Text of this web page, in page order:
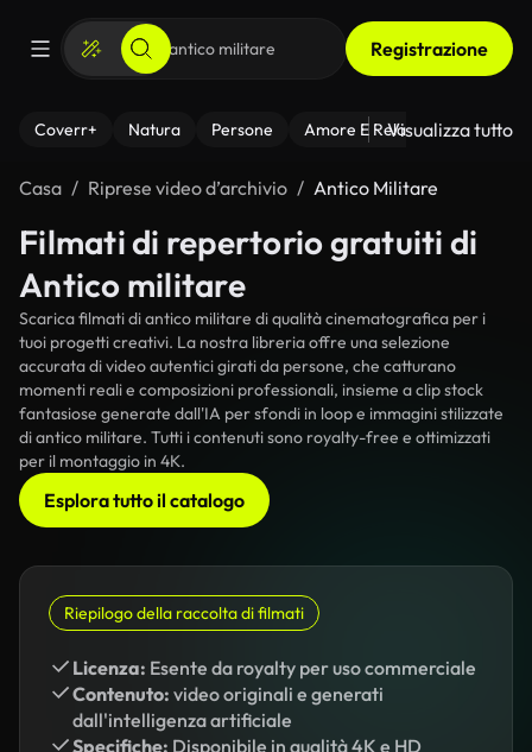
Registrazione
Coverr+ Natura Persone Amore E Relazioni Il
Visualizza tutto
Casa Riprese video d’archivio Antico Militare
Filmati di repertorio gratuiti di
Antico militare
Scarica filmati di antico militare di qualità cinematografica per i
tuoi progetti creativi. La nostra libreria offre una selezione
accurata di video autentici girati da persone, che catturano
momenti reali e composizioni professionali, insieme a clip stock
fantasiose generate dall'IA per sfondi in loop e immagini stilizzate
di antico militare. Tutti i contenuti sono royalty-free e ottimizzati
per il montaggio in 4K.
Esplora tutto il catalogo
Riepilogo della raccolta di filmati
Licenza: Esente da royalty per uso commerciale
Contenuto: video originali e generati
dall'intelligenza artificiale
Specifiche: Disponibile in qualità 4K e HD